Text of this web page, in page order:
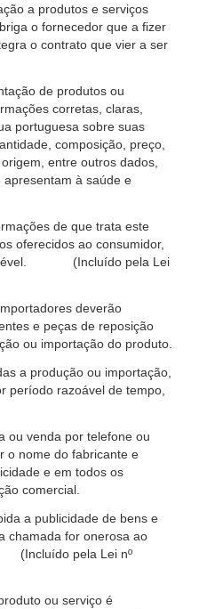
a produtos e serviços
o fornecedor que a fizer
o contrato que vier a ser
de produtos ou
corretas, claras,
portuguesa sobre suas
composição, preço,
entre outros dados,
à saúde e
de que trata este
oferecidos ao consumidor,
(Incluído pela Lei
deverão
e peças de reposição
ou importação do produto.
a produção ou importação,
período razoável de tempo,
ou venda por telefone ou
o nome do fabricante e
e em todos os
comercial.
a publicidade de bens e
chamada for onerosa ao
pela Lei nº
ou serviço é